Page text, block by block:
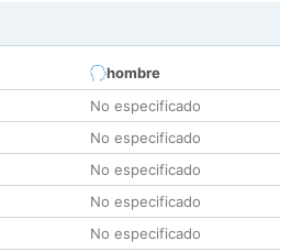
hombre
No especificado
No especificado
No especificado
No especificado
No especificado